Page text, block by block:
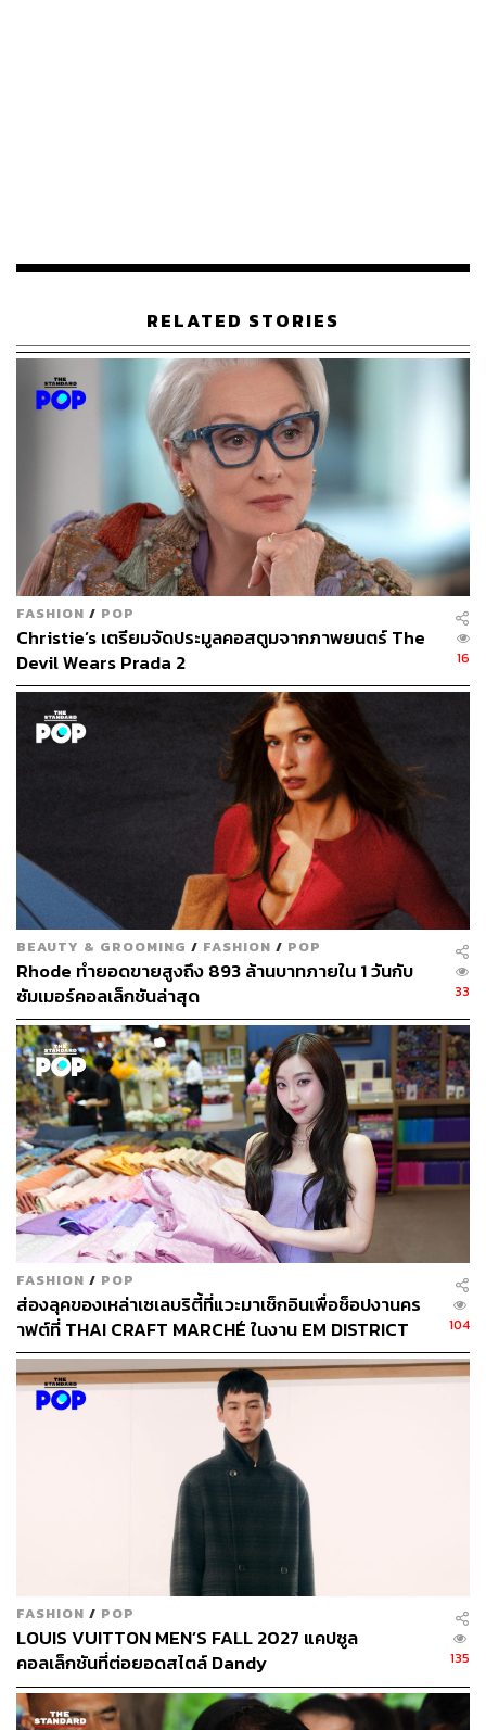
HUDA BEAUTY
HUDA BEAUTY แบรนด์เครื่องสำอางชื่อดังจาก Huda
Kattan ที่เป็นที่รักของสาวๆ ทั่วโลก เปิดตัว Faux Filler Jelly
Oil ลิปกลอสออยล์เนื้อนุ่มให้ความเงาวาวขั้นสุด ช่วยเติม
ความชุ่มชื้น เรียบเนียน และให้ริมฝีปากดูอวบอิ่มอย่างเป็น
ธรรมชาติ สูตรที่บำรุงริมฝีปากละลายเข้ากับปากได้อย่างนุ่ม
นวล ฟินิชเหมือนกระจกไม่เหนียวติด อุดมด้วยวิตามินอีและ
คอลลาเจนจากพืช ให้ความชุ่มชื้นสบายริมฝีปาก เนื้อสัมผัส
เหมือนเบาะนุ่ม มอบความเงาหลายมิติ ช่วยเบลอริ้วรอยบน
ปากให้ดูฟูอิ่มเหมือนฉีดฟิลเลอร์โดยไม่มีอาการชา
SEPHORA COLLECTION
Best Skin Ever Foundation & Concealer รองพื้นและคอน
ซีลเลอร์สูตรใหม่พร้อมแพ็กเกจใหม่ มอบผิวเวอร์ชั่นที่ดีที่สุด
ผิวดูเป็นธรรมชาติยาวนาน 16 ชั่วโมง ติดทน เบาสบาย
เสมือนผิวที่สอง สูตรมีสกินแคร์ 86% บำรุงผิวให้ดูดีขึ้นใน 28
วัน รองพื้นมี 40 เฉดสี คอนซีลเลอร์มี 24 เฉดสี 4 อันเดอร์โทน
RELATED STORIES
FASHION / POP
Christie’s เตรียมจัดประมูลคอสตูมจากภาพยนตร์ The
Devil Wears Prada 2
16
BEAUTY & GROOMING / FASHION / POP
Rhode ทำยอดขายสูงถึง 893 ล้านบาทภายใน 1 วันกับ
ซัมเมอร์คอลเล็กชันล่าสุด
33
FASHION / POP
ส่องลุคของเหล่าเซเลบริตี้ที่แวะมาเช็กอินเพื่อช็อปงานคร
าฟต์ที่ THAI CRAFT MARCHÉ ในงาน EM DISTRICT
SENSE OF THAI 2026 [PR NEWS]
104
FASHION / POP
LOUIS VUITTON MEN’S FALL 2027 แคปซูล
คอลเล็กชันที่ต่อยอดสไตล์ Dandy
135